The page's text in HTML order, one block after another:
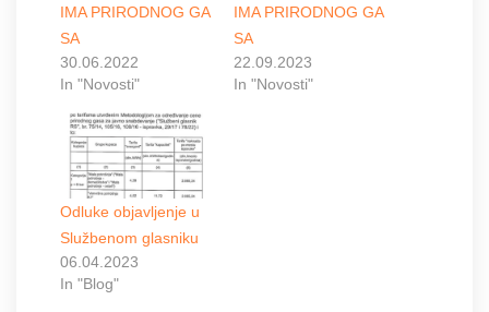
IMA PRIRODNOG GA
SA
30.06.2022
In "Novosti"
IMA PRIRODNOG GA
SA
22.09.2023
In "Novosti"
Odluke objavljenje u
Službenom glasniku
06.04.2023
In "Blog"